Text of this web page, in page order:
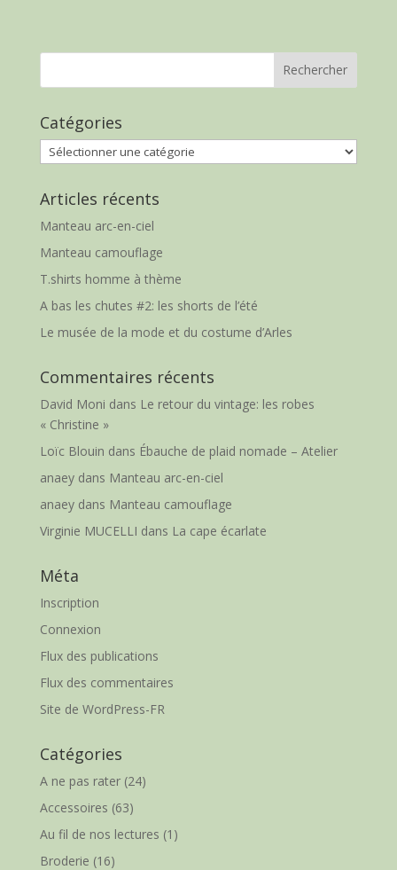
Catégories
Catégories
Articles récents
Manteau arc-en-ciel
Manteau camouflage
T.shirts homme à thème
A bas les chutes #2: les shorts de l’été
Le musée de la mode et du costume d’Arles
Commentaires récents
David Moni dans Le retour du vintage: les robes
« Christine »
Loïc Blouin dans Ébauche de plaid nomade – Atelier
anaeydans Manteau arc-en-ciel
anaeydans Manteau camouflage
Virginie MUCELLI dans La cape écarlate
Méta
Inscription
Connexion
Flux des publications
Flux des commentaires
Site de WordPress-FR
Catégories
A ne pas rater(24)
Accessoires (63)
Au fil de nos lectures (1)
Broderie (16)